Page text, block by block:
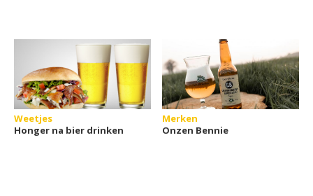
Weetjes
Honger na bier drinken
Merken
Onzen Bennie